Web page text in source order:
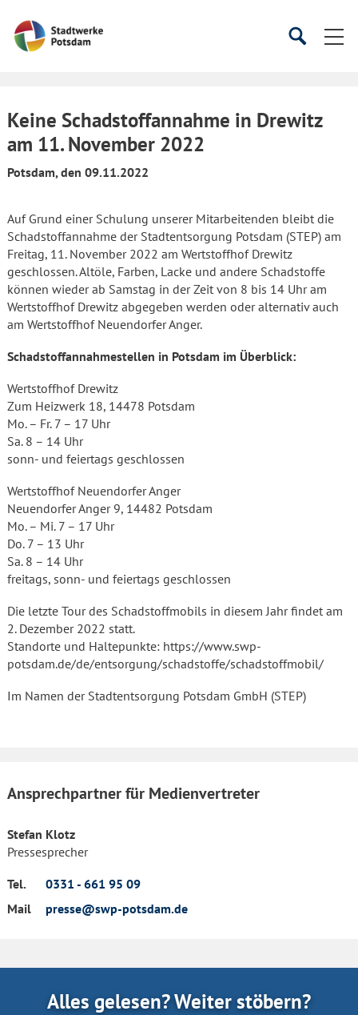
Startseite
SucheSuche
Keine Schadstoffannahme in Drewitz
am 11. November 2022
Potsdam, den 09.11.2022
Auf Grund einer Schulung unserer Mitarbeitenden bleibt die
Schadstoffannahme der Stadtentsorgung Potsdam (STEP) am
Freitag, 11. November 2022 am Wertstoffhof Drewitz
geschlossen. Altöle, Farben, Lacke und andere Schadstoffe
können wieder ab Samstag in der Zeit von 8 bis 14 Uhr am
Wertstoffhof Drewitz abgegeben werden oder alternativ auch
am Wertstoffhof Neuendorfer Anger.
Schadstoffannahmestellen in Potsdam im Überblick:
Wertstoffhof Drewitz
Zum Heizwerk 18, 14478 Potsdam
Mo. – Fr. 7 – 17 Uhr
Sa. 8 – 14 Uhr
sonn- und feiertags geschlossen
Wertstoffhof Neuendorfer Anger
Neuendorfer Anger 9, 14482 Potsdam
Mo. – Mi. 7 – 17 Uhr
Do. 7 – 13 Uhr
Sa. 8 – 14 Uhr
freitags, sonn- und feiertags geschlossen
Die letzte Tour des Schadstoffmobils in diesem Jahr findet am
2. Dezember 2022 statt.
Standorte und Haltepunkte: https://www.swp-
potsdam.de/de/entsorgung/schadstoffe/schadstoffmobil/
Im Namen der Stadtentsorgung Potsdam GmbH (STEP)
Ansprechpartner für Medienvertreter
Stefan Klotz
Pressesprecher
Tel.
0331 - 661 95 09
Mail
presse@swp-potsdam.de
Alles gelesen? Weiter stöbern?